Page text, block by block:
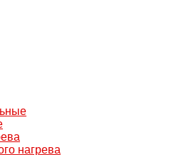
нагрева